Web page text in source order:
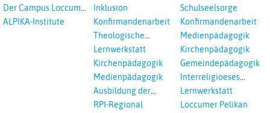
Der Campus Loccum
und Loccumer
ALPIKA-Institute
Inklusion
Konfirmandenarbeit
Theologische
Fortbildungen,
Interreligöses Lernen
Lernwerkstatt
Kirchenpädagogik
Medienpädagogik
Ausbildung der
Vikar*innen
RPI-Regional
Schulseelsorge
Konfirmandenarbeit
Medienpädagogik
Kirchenpädagogik
Gemeindepädagogik
Interreligioeses
Lernen
Lernwerkstatt
Loccumer Pelikan